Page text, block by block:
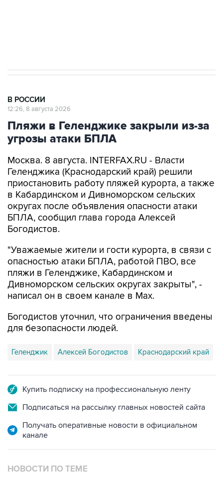
В РОССИИ
12:26, 8 августа 2026
Пляжи в Геленджике закрыли из-за
угрозы атаки БПЛА
Москва. 8 августа. INTERFAX.RU - Власти
Геленджика (Краснодарский край) решили
приостановить работу пляжей курорта, а также
в Кабардинском и Дивноморском сельских
округах после объявления опасности атаки
БПЛА, сообщил глава города Алексей
Богодистов.
"Уважаемые жители и гости курорта, в связи с
опасностью атаки БПЛА, работой ПВО, все
пляжи в Геленджике, Кабардинском и
Дивноморском сельских округах закрыты", -
написал он в своем канале в Max.
Богодистов уточнил, что ограничения введены
для безопасности людей.
Геленджик Алексей Богодистов Краснодарский край
Купить подписку на профессиональную ленту
Подписаться на рассылку главных новостей сайта
Получать оперативные новости в официальном
канале
НОВОСТИ ПО ТЕМЕ